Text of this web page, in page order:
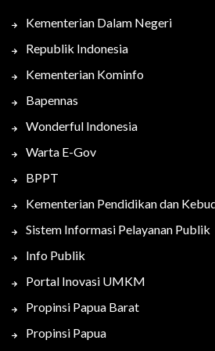
Kementerian Dalam Negeri
Republik Indonesia
Kementerian Kominfo
Bapennas
Wonderful Indonesia
Warta E-Gov
BPPT
Kementerian Pendidikan dan
Sistem Informasi Pelayanan Publik
Info Publik
Portal Inovasi UMKM
Propinsi Papua Barat
Propinsi Papua